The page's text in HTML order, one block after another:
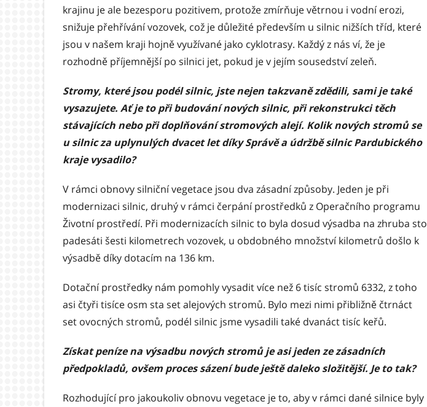
krajinu je ale bezesporu pozitivem, protože zmírňuje větrnou i vodní erozi,
snižuje přehřívání vozovek, což je důležité především u silnic nižších tříd, které
jsou v našem kraji hojně využívané jako cyklotrasy. Každý z nás ví, že je
rozhodně příjemnější po silnici jet, pokud je v jejím sousedství zeleň.
Stromy, které jsou podél silnic, jste nejen takzvaně zdědili, sami je také
vysazujete. Ať je to při budování nových silnic, při rekonstrukci těch
stávajících nebo při doplňování stromových alejí. Kolik nových stromů se
u silnic za uplynulých dvacet let díky Správě a údržbě silnic Pardubického
kraje vysadilo?
V rámci obnovy silniční vegetace jsou dva zásadní způsoby. Jeden je při
modernizaci silnic, druhý v rámci čerpání prostředků z Operačního programu
Životní prostředí. Při modernizacích silnic to byla dosud výsadba na zhruba sto
padesáti šesti kilometrech vozovek, u obdobného množství kilometrů došlo k
výsadbě díky dotacím na 136 km.
Dotační prostředky nám pomohly vysadit více než 6 tisíc stromů 6332, z toho
asi čtyři tisíce osm sta set alejových stromů. Bylo mezi nimi přibližně čtrnáct
set ovocných stromů, podél silnic jsme vysadili také dvanáct tisíc keřů.
Získat peníze na výsadbu nových stromů je asi jeden ze zásadních
předpokladů, ovšem proces sázení bude ještě daleko složitější. Je to tak?
Rozhodující pro jakoukoliv obnovu vegetace je to, aby v rámci dané silnice byly